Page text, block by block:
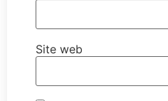
Site web